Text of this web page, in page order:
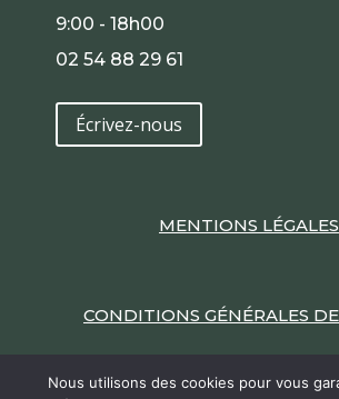
9:00 - 18h00
02 54 88 29 61
Écrivez-nous
MENTIONS LÉGALES
CONDITIONS GÉNÉRALES
Nous utilisons des cookies pour vous